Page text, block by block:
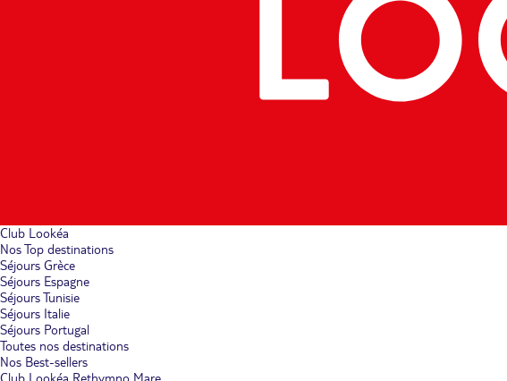
Club Lookéa
Nos Top destinations
Séjours Grèce
Séjours Espagne
Séjours Tunisie
Séjours Italie
Séjours Portugal
Toutes nos destinations
Nos Best-sellers